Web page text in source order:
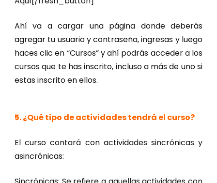
Ahí va a cargar una página donde deberás
agregar tu usuario y contraseña, ingresas y luego
haces clic en “Cursos” y ahí podrás acceder a los
cursos que te has inscrito, incluso a más de uno si
estas inscrito en ellos.
5. ¿Qué tipo de actividades tendrá el curso?
El curso contará con actividades sincrónicas y
asincrónicas: